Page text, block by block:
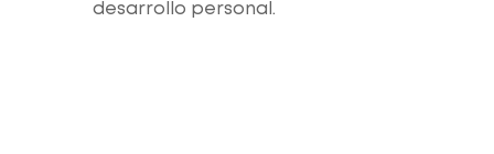
desarrollo personal.